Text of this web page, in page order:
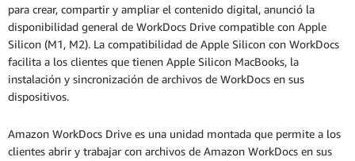
para crear, compartir y ampliar el contenido digital, anunció la
disponibilidad general de WorkDocs Drive compatible con Apple
Silicon (M1, M2). La compatibilidad de Apple Silicon con WorkDocs
facilita a los clientes que tienen Apple Silicon MacBooks, la
instalación y sincronización de archivos de WorkDocs en sus
dispositivos.
Amazon WorkDocs Drive es una unidad montada que permite a los
clientes abrir y trabajar con archivos de Amazon WorkDocs en sus